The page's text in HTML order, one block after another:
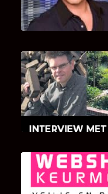
van Bricks and
INTERVIEW
Hoe Bricks and
Hans Boerema
klinkers
KLANT
We zijn er zeer op